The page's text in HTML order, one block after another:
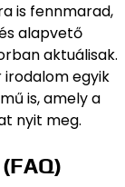
is fennmarad,
alapvető
aktuálisak.
irodalom egyik
is, amely a
nyit meg.